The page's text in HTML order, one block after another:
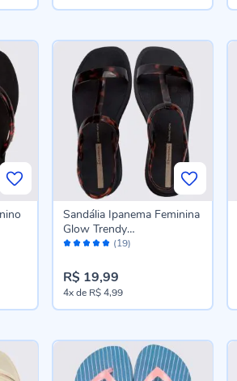
Avaliação: (19)
Sandália Ipanema Feminina
Glow Trendy
Preto/Tartaruga/Dourado
R$ 19,99
4xde R$ 4,99